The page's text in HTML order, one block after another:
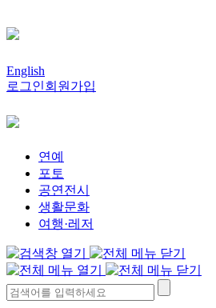
English
로그인회원가입
연예
포토
공연전시
생활문화
여행·레저